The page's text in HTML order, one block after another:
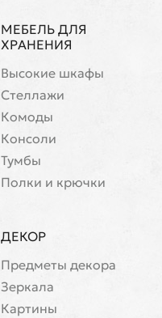
МЕБЕЛЬ ДЛЯ
ХРАНЕНИЯ
Высокие шкафы
Стеллажи
Комоды
Консоли
Тумбы
Полки и крючки
ДЕКОР
Предметы декора
Зеркала
Картины